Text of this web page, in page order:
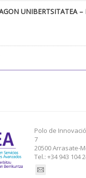
UNIBERTSITATEA –
Polo de
7
20500 Arrasate-
Tel.: +34 943 104
Find us on: